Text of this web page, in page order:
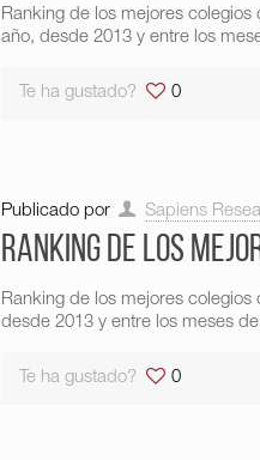
Ranking de los mejores
año, desde 2013 y entre los
Te ha gustado? 0
Publicado por Sapiens
Ranking de los
Ranking de los mejores
desde 2013 y entre los meses
Te ha gustado? 0